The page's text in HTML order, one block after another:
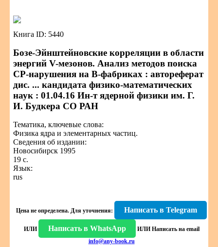
Книга ID: 5440
Бозе-Эйнштейновские корреляции в области
энергий V-мезонов. Анализ методов поиска
СР-нарушения на В-фабриках : автореферат
дис. ... кандидата физико-математических
наук : 01.04.16 Ин-т ядерной физики им. Г.
И. Будкера СО РАН
Тематика, ключевые слова:
Физика ядра и элементарных частиц.
Сведения об издании:
Новосибирск 1995
19 с.
Язык:
rus
Цена не определена. Для уточнения: Написать в Telegram
ИЛИ Написать в WhatsApp ИЛИ Написать на email
info@any-book.ru